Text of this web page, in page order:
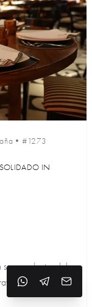
•#1273
IN
segura dentro del
y una